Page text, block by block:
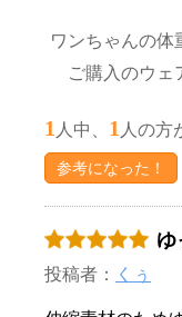
ワンちゃんの体
ご購入のウェ
1 人中、 1 人の方
参考になった！
ゆ
投稿者：
くぅ